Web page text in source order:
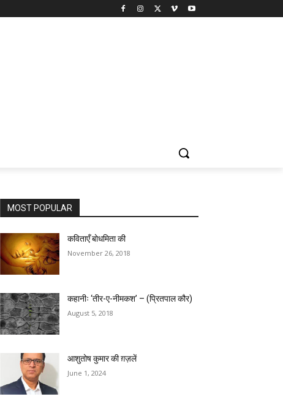
MOST POPULAR
कविताएँ बोधमिता की
November 26, 2018
कहानीः ‘तीर-ए-नीमकश’ – (प्रितपाल कौर)
August 5, 2018
आशुतोष कुमार की ग़ज़लें
June 1, 2024